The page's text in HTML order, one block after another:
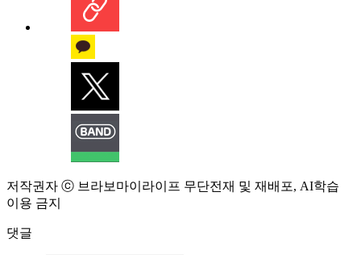
저작권자 ⓒ 브라보마이라이프 무단전재 및 재배포, AI학습
이용 금지
댓글